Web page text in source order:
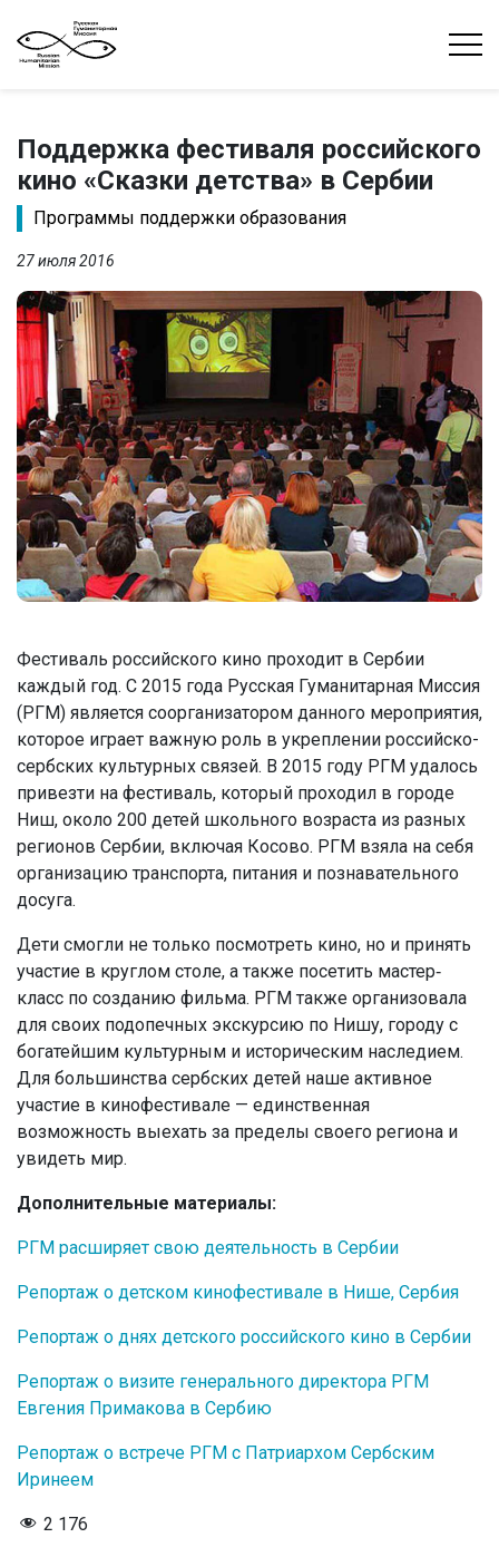
Поддержка фестиваля российского
кино «Сказки детства» в Сербии
Программы поддержки образования
27 июля 2016
Фестиваль российского кино проходит в Сербии
каждый год. С 2015 года Русская Гуманитарная Миссия
(РГМ) является соорганизатором данного мероприятия,
которое играет важную роль в укреплении российско-
сербских культурных связей. В 2015 году РГМ удалось
привезти на фестиваль, который проходил в городе
Ниш, около 200 детей школьного возраста из разных
регионов Сербии, включая Косово. РГМ взяла на себя
организацию транспорта, питания и познавательного
досуга.
Дети смогли не только посмотреть кино, но и принять
участие в круглом столе, а также посетить мастер‐
класс по созданию фильма. РГМ также организовала
для своих подопечных экскурсию по Нишу, городу с
богатейшим культурным и историческим наследием.
Для большинства сербских детей наше активное
участие в кинофестивале — единственная
возможность выехать за пределы своего региона и
увидеть мир.
Дополнительные материалы:
РГМ расширяет свою деятельность в Сербии
Репортаж о детском кинофестивале в Нише, Сербия
Репортаж о днях детского российского кино в Сербии
Репортаж о визите генерального директора РГМ
Евгения Примакова в Сербию
Репортаж о встрече РГМ с Патриархом Сербским
Иринеем
2 176